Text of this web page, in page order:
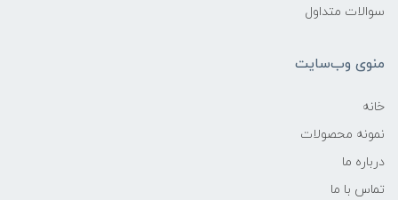
سوالات متداول
منوی وب‌سایت
خانه
نمونه محصولات
درباره ما
تماس با ما